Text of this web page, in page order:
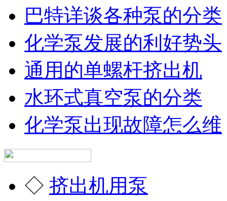
巴特详谈各种泵的分类
化学泵发展的利好势头
通用的单螺杆挤出机
水环式真空泵的分类
化学泵出现故障怎么维
◇ 挤出机用泵